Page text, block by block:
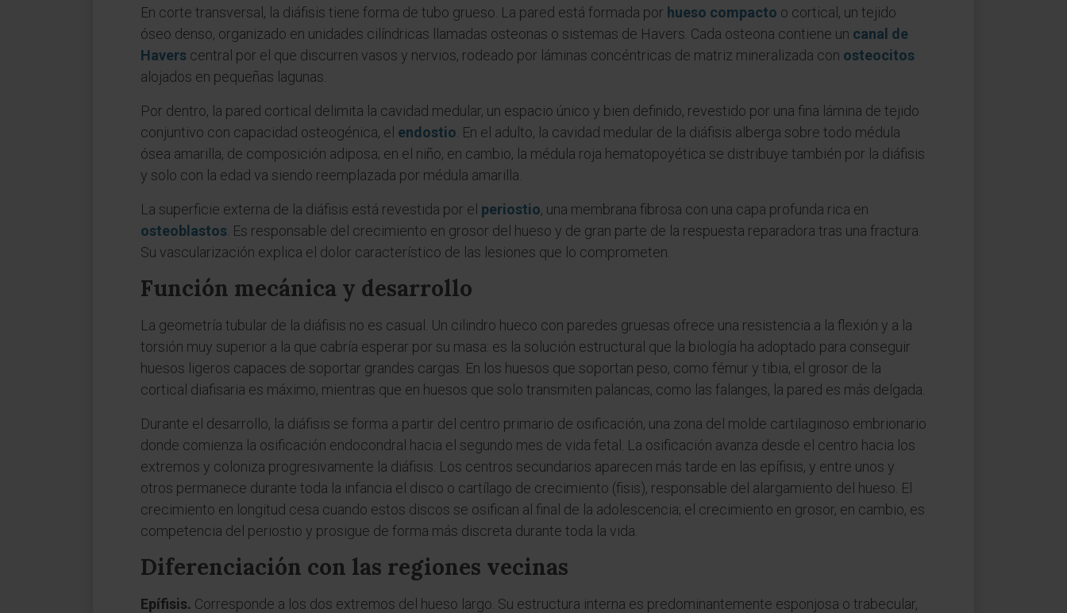
En corte transversal, la diáfisis tiene forma de tubo grueso. La pared está formada por hueso compacto o cortical, un tejido
óseo denso, organizado en unidades cilíndricas llamadas osteonas o sistemas de Havers. Cada osteona contiene un canal de
Havers central por el que discurren vasos y nervios, rodeado por láminas concéntricas de matriz mineralizada con osteocitos
alojados en pequeñas lagunas.
Por dentro, la pared cortical delimita la cavidad medular, un espacio único y bien definido, revestido por una fina lámina de tejido
conjuntivo con capacidad osteogénica, el endostio . En el adulto, la cavidad medular de la diáfisis alberga sobre todo médula
ósea amarilla, de composición adiposa; en el niño, en cambio, la médula roja hematopoyética se distribuye también por la diáfisis
y solo con la edad va siendo reemplazada por médula amarilla.
La superficie externa de la diáfisis está revestida por el periostio, una membrana fibrosa con una capa profunda rica en
osteoblastos . Es responsable del crecimiento en grosor del hueso y de gran parte de la respuesta reparadora tras una fractura.
Su vascularización explica el dolor característico de las lesiones que lo comprometen.
Función mecánica y desarrollo
La geometría tubular de la diáfisis no es casual. Un cilindro hueco con paredes gruesas ofrece una resistencia a la flexión y a la
torsión muy superior a la que cabría esperar por su masa: es la solución estructural que la biología ha adoptado para conseguir
huesos ligeros capaces de soportar grandes cargas. En los huesos que soportan peso, como fémur y tibia, el grosor de la
cortical diafisaria es máximo, mientras que en huesos que solo transmiten palancas, como las falanges, la pared es más delgada.
Durante el desarrollo, la diáfisis se forma a partir del centro primario de osificación, una zona del molde cartilaginoso embrionario
donde comienza la osificación endocondral hacia el segundo mes de vida fetal. La osificación avanza desde el centro hacia los
extremos y coloniza progresivamente la diáfisis. Los centros secundarios aparecen más tarde en las epífisis, y entre unos y
otros permanece durante toda la infancia el disco o cartílago de crecimiento (fisis), responsable del alargamiento del hueso. El
crecimiento en longitud cesa cuando estos discos se osifican al final de la adolescencia; el crecimiento en grosor, en cambio, es
competencia del periostio y prosigue de forma más discreta durante toda la vida.
Diferenciación con las regiones vecinas
Epífisis. Corresponde a los dos extremos del hueso largo. Su estructura interna es predominantemente esponjosa o trabecular,